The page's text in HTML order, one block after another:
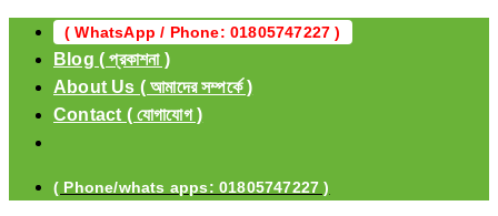
Skip
content
( WhatsApp / Phone: 01805747227 )
Blog ( প্রকাশনা )
About Us ( আমাদের সম্পর্কে )
Contact ( যোগাযোগ )
( Phone/whats apps: 01805747227 )